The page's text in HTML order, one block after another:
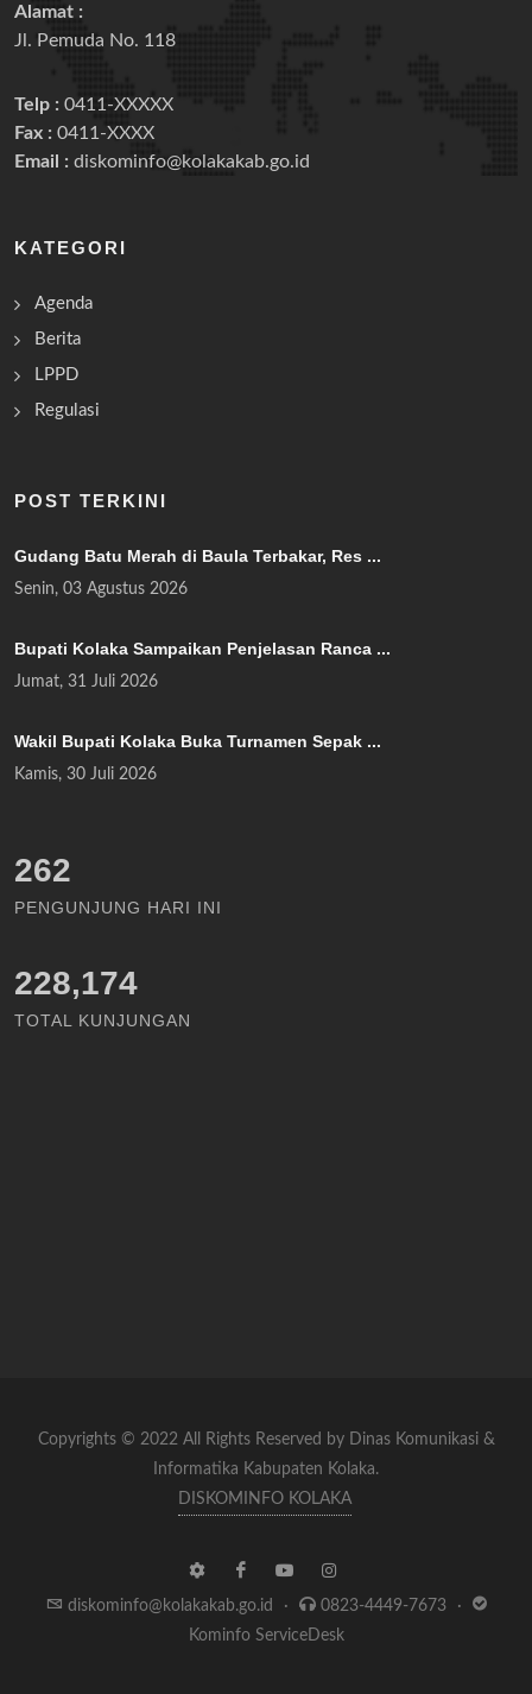
Alamat :
Jl. Pemuda No. 118
Telp : 0411-XXXXX
Fax : 0411-XXXX
Email : diskominfo@kolakakab.go.id
KATEGORI
Agenda
Berita
LPPD
Regulasi
POST TERKINI
Gudang Batu Merah di Baula Terbakar, Res ...
Senin, 03 Agustus 2026
Bupati Kolaka Sampaikan Penjelasan Ranca ...
Jumat, 31 Juli 2026
Wakil Bupati Kolaka Buka Turnamen Sepak ...
Kamis, 30 Juli 2026
302
PENGUNJUNG HARI INI
228,174
TOTAL KUNJUNGAN
Copyrights © 2022 All Rights Reserved by Dinas Komunikasi &
Informatika Kabupaten Kolaka.
DISKOMINFO KOLAKA
diskominfo@kolakakab.go.id · 0823-4449-7673
·
Kominfo ServiceDesk